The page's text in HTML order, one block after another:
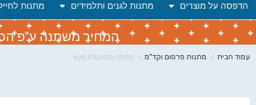
הדפסה על מוצרים מתנות לגנים ותלמידים מתנות
המחיר משתנה ע"פ
עמוד הבית > מתנות פרסום וקד"מ > מניפה ממותגת מעץ